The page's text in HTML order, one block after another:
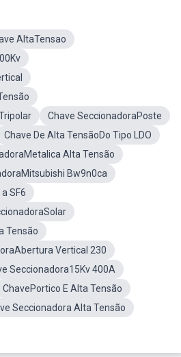
AltaTensao
Chave SeccionadoraPoste
Chave De Alta TensãoDo Tipo LDO
Alta Tensão
Bw9n0ca
SF6
Tensão
Vertical 230
Seccionadora15Kv 400A
ChavePortico E Alta Tensão
Seccionadora Alta Tensão